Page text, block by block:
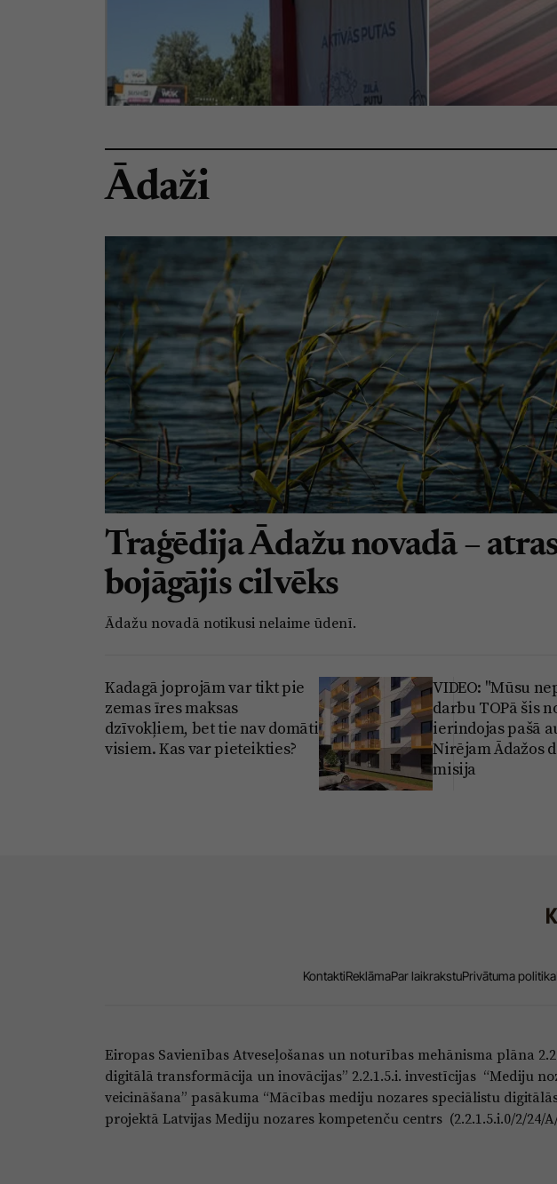
Ādaži
Traģēdija Ādažu novadā –
bojāgājis cilvēks
Ādažu novadā notikusi nelaime ūdenī.
Kadagā joprojām var tikt pie
zemas īres maksas
dzīvokļiem, bet tie nav domāti
visiem. Kas var pieteikties?
VIDEO: "Mūsu
darbu TOPā šis
ierindojas pašā
Nirējam Ādažos
misija
KontaktiReklāmaPar laikrakstuPrivātuma politika
Eiropas Savienības Atveseļošanas un noturības mehānisma plāna
digitālā transformācija un inovācijas” 2.2.1.5.i. investīcijas “Mediju
veicināšana” pasākuma “Mācības mediju nozares speciālistu
projektā Latvijas Mediju nozares kompetenču centrs (2.2.1.5.i.0/2/24/